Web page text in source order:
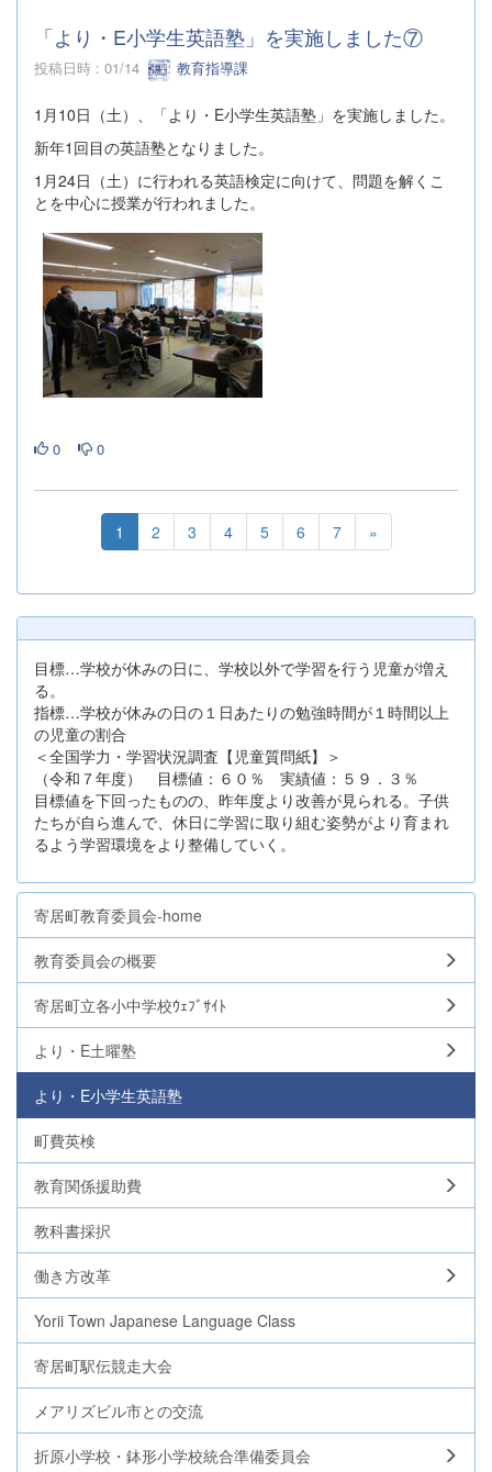
「より・E小学生英語塾」を実施しました⑦
投稿日時 : 01/14 教育指導課
1月10日（土）、「より・E小学生英語塾」を実施しました。
新年1回目の英語塾となりました。
1月24日（土）に行われる英語検定に向けて、問題を解くこ
とを中心に授業が行われました。
0 0
1 2 3 4 5 6 7 »
目標…学校が休みの日に、学校以外で学習を行う児童が増え
る。
指標…学校が休みの日の１日あたりの勉強時間が１時間以上
の児童の割合
＜全国学力・学習状況調査【児童質問紙】＞
（令和７年度） 目標値：６０％ 実績値：５９．３％
目標値を下回ったものの、昨年度より改善が見られる。子供
たちが自ら進んで、休日に学習に取り組む姿勢がより育まれ
るよう学習環境をより整備していく。
寄居町教育委員会-home
教育委員会の概要
寄居町立各小中学校ｳｪﾌﾞｻｲﾄ
より・E土曜塾
より・E小学生英語塾
町費英検
教育関係援助費
教科書採択
働き方改革
Yorii Town Japanese Language Class
寄居町駅伝競走大会
メアリズビル市との交流
折原小学校・鉢形小学校統合準備委員会